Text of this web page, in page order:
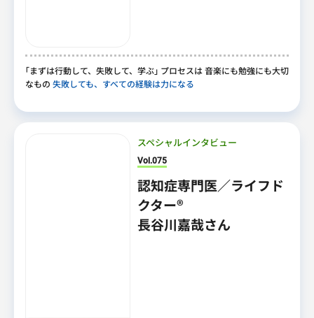
｢まずは行動して、 失敗して、 学ぶ｣ プロセスは 音楽にも勉強にも大切
なもの 失敗しても、すべての経験は力になる
スペシャルインタビュー
Vol.075
認知症専門医／ライフド
クター®
長谷川嘉哉さん